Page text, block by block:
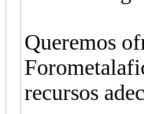
Queremos
recursos